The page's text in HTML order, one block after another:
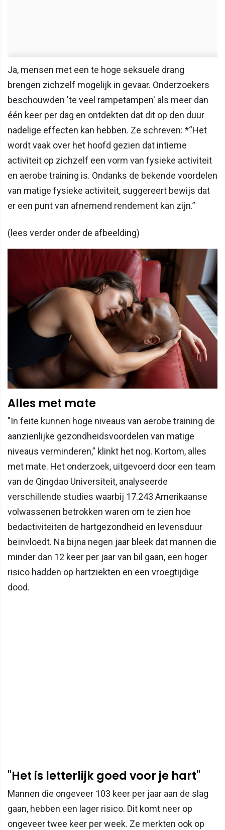
Ja, mensen met een te hoge seksuele drang
brengen zichzelf mogelijk in gevaar. Onderzoekers
beschouwden 'te veel rampetampen' als meer dan
één keer per dag en ontdekten dat dit op den duur
nadelige effecten kan hebben. Ze schreven: *“Het
wordt vaak over het hoofd gezien dat intieme
activiteit op zichzelf een vorm van fysieke activiteit
en aerobe training is. Ondanks de bekende voordelen
van matige fysieke activiteit, suggereert bewijs dat
er een punt van afnemend rendement kan zijn.”
(lees verder onder de afbeelding)
Alles met mate
"In feite kunnen hoge niveaus van aerobe training de
aanzienlijke gezondheidsvoordelen van matige
niveaus verminderen,” klinkt het nog. Kortom, alles
met mate. Het onderzoek, uitgevoerd door een team
van de Qingdao Universiteit, analyseerde
verschillende studies waarbij 17.243 Amerikaanse
volwassenen betrokken waren om te zien hoe
bedactiviteiten de hartgezondheid en levensduur
beïnvloedt. Na bijna negen jaar bleek dat mannen die
minder dan 12 keer per jaar van bil gaan, een hoger
risico hadden op hartziekten en een vroegtijdige
dood.
"Het is letterlijk goed voor je hart"
Mannen die ongeveer 103 keer per jaar aan de slag
gaan, hebben een lager risico. Dit komt neer op
ongeveer twee keer per week. Ze merkten ook op